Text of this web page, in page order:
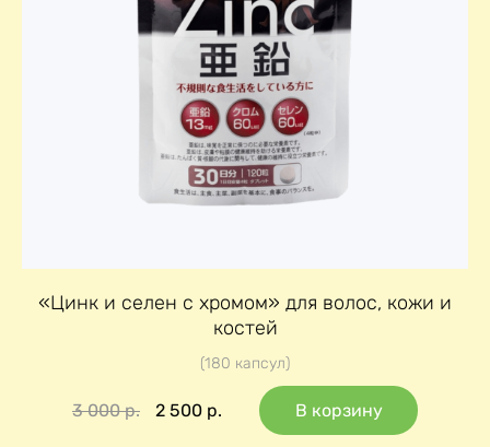
«Цинк и селен с хромом» для волос, кожи и
костей
(180 капсул)
3 000р. 2 500 р. В корзину